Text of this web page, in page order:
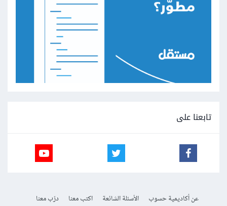
تابعنا على
عن أكاديمية حسوب الأسئلة الشائعة اكتب معنا
درّب معنا